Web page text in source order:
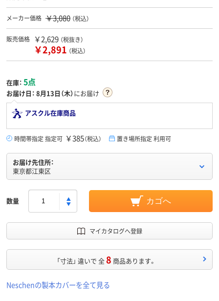
メーカー価格 ￥3,080 （税込）
販売価格 ￥2,629 （税抜き）
￥2,891 （税込）
在庫： 5点
お届け日： 8月13日（木）にお届け
アスクル在庫商品
時間帯指定 指定可 ￥385（税込） 置き場所指定 利用可
お届け先住所：
東京都江東区
数量 カゴへ
マイカタログへ登録
「寸法」 違いで 全8 商品あります。
Neschenの製本カバーを全て見る